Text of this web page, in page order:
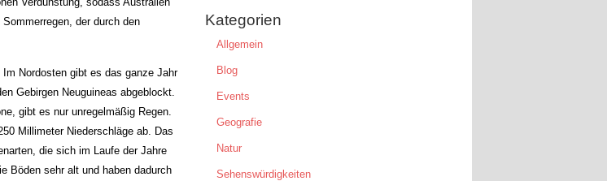
der durch den
Nordosten gibt es das ganze Jahr
Gebirgen Neuguineas abgeblockt.
gibt es nur unregelmäßig Regen.
Millimeter Niederschläge ab. Das
die sich im Laufe der Jahre
Böden sehr alt und haben dadurch
Kategorien
Allgemein
Blog
Events
Geografie
Natur
Sehenswürdigkeiten